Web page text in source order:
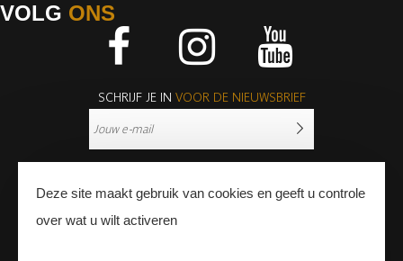
VOLG ONS
SCHRIJF JE IN VOOR DE NIEUWSBRIEF
Deze site maakt gebruik van cookies en geeft u controle
over wat u wilt activeren